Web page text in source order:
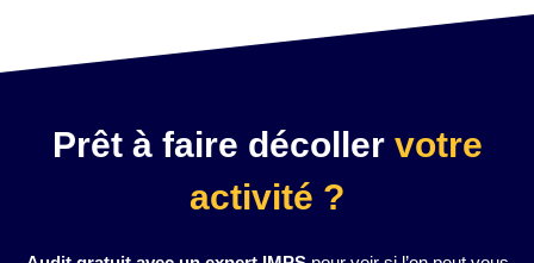
Prêt à faire décoller votre
activité ?